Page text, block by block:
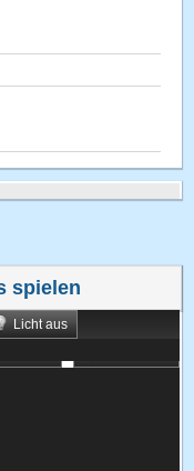
spielen
Licht aus